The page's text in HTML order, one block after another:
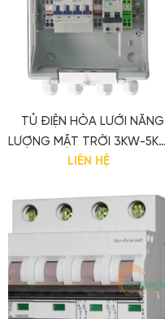
TỦ ĐIỆN HÒA LƯỚI NĂNG
LƯỢNG MẶT TRỜI 3KW-
10KW ĐÓNG GÓI SẴN
LIÊN HỆ